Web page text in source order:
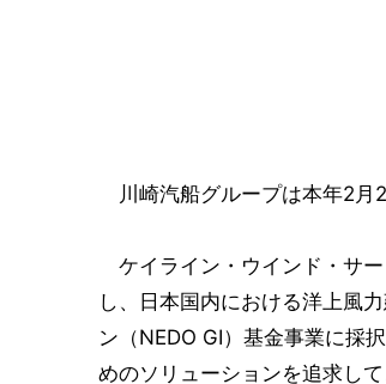
川崎汽船グループは本年2月
ケイライン・ウインド・サ
し、日本国内における洋上風
ン（NEDO GI）基金事業に採
めのソリューションを追求して